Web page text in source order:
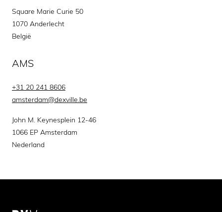
Square Marie Curie 50
1070 Anderlecht
België
AMS
+31 20 241 8606
amsterdam@dexville.be
John M. Keynesplein 12-46
1066 EP Amsterdam
Nederland